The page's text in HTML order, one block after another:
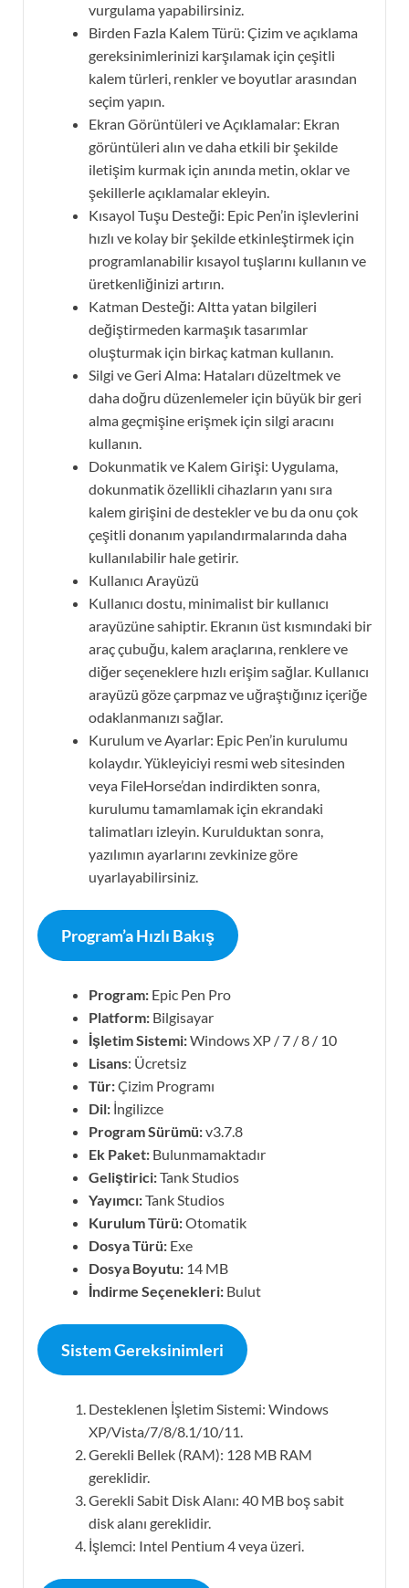
vurgulama yapabilirsiniz.
Birden Fazla Kalem Türü: Çizim ve açıklama
gereksinimlerinizi karşılamak için çeşitli
kalem türleri, renkler ve boyutlar arasından
seçim yapın.
Ekran Görüntüleri ve Açıklamalar: Ekran
görüntüleri alın ve daha etkili bir şekilde
iletişim kurmak için anında metin, oklar ve
şekillerle açıklamalar ekleyin.
Kısayol Tuşu Desteği: Epic Pen’in işlevlerini
hızlı ve kolay bir şekilde etkinleştirmek için
programlanabilir kısayol tuşlarını kullanın ve
üretkenliğinizi artırın.
Katman Desteği: Altta yatan bilgileri
değiştirmeden karmaşık tasarımlar
oluşturmak için birkaç katman kullanın.
Silgi ve Geri Alma: Hataları düzeltmek ve
daha doğru düzenlemeler için büyük bir geri
alma geçmişine erişmek için silgi aracını
kullanın.
Dokunmatik ve Kalem Girişi: Uygulama,
dokunmatik özellikli cihazların yanı sıra
kalem girişini de destekler ve bu da onu çok
çeşitli donanım yapılandırmalarında daha
kullanılabilir hale getirir.
Kullanıcı Arayüzü
Kullanıcı dostu, minimalist bir kullanıcı
arayüzüne sahiptir. Ekranın üst kısmındaki bir
araç çubuğu, kalem araçlarına, renklere ve
diğer seçeneklere hızlı erişim sağlar. Kullanıcı
arayüzü göze çarpmaz ve uğraştığınız içeriğe
odaklanmanızı sağlar.
Kurulum ve Ayarlar: Epic Pen’in kurulumu
kolaydır. Yükleyiciyi resmi web sitesinden
veya FileHorse’dan indirdikten sonra,
kurulumu tamamlamak için ekrandaki
talimatları izleyin. Kurulduktan sonra,
yazılımın ayarlarını zevkinize göre
uyarlayabilirsiniz.
Program’a Hızlı Bakış
Program: Epic Pen Pro
Platform: Bilgisayar
İşletim Sistemi:Windows XP / 7 / 8 / 10
Lisans: Ücretsiz
Tür:Çizim Programı
Dil: İngilizce
Program Sürümü:v3.7.8
Ek Paket: Bulunmamaktadır
Geliştirici:Tank Studios
Yayımcı:Tank Studios
Kurulum Türü:Otomatik
Dosya Türü: Exe
Dosya Boyutu: 14 MB
İndirme Seçenekleri: Bulut
Sistem Gereksinimleri
Desteklenen İşletim Sistemi: Windows
XP/Vista/7/8/8.1/10/11.
Gerekli Bellek (RAM): 128 MB RAM
gereklidir.
Gerekli Sabit Disk Alanı: 40 MB boş sabit
disk alanı gereklidir.
İşlemci: Intel Pentium 4 veya üzeri.